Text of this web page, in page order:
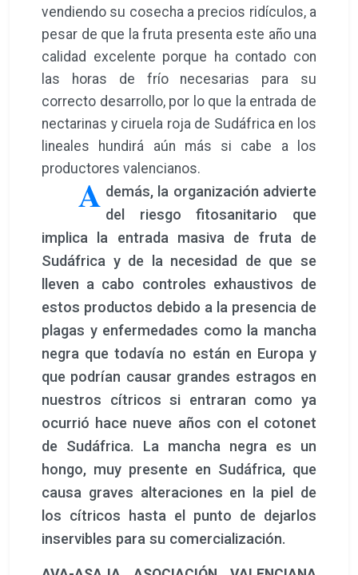
vendiendo su cosecha a precios ridículos, a
pesar de que la fruta presenta este año una
calidad excelente porque ha contado con
las horas de frío necesarias para su
correcto desarrollo, por lo que la entrada de
nectarinas y ciruela roja de Sudáfrica en los
lineales hundirá aún más si cabe a los
productores valencianos.
A demás, la organización advierte
del riesgo fitosanitario que
implica la entrada masiva de fruta de
Sudáfrica y de la necesidad de que se
lleven a cabo controles exhaustivos de
estos productos debido a la presencia de
plagas y enfermedades como la mancha
negra que todavía no están en Europa y
que podrían causar grandes estragos en
nuestros cítricos si entraran como ya
ocurrió hace nueve años con el cotonet
de Sudáfrica. La mancha negra es un
hongo, muy presente en Sudáfrica, que
causa graves alteraciones en la piel de
los cítricos hasta el punto de dejarlos
inservibles para su comercialización.